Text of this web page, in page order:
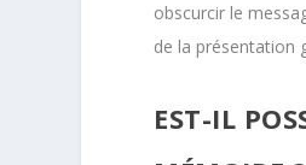
obscurcir le
de la présentation
EST-IL